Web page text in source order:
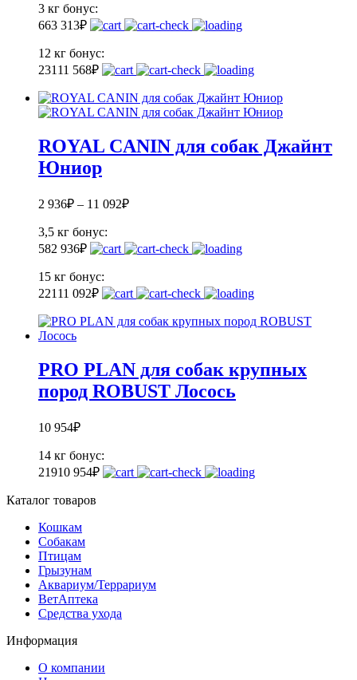
3 кг бонус:
663 313₽
12 кг бонус:
231 11 568₽
ROYAL CANIN для собак Джайнт
Юниор
2 936₽ – 11 092₽
3,5 кг бонус:
582 936₽
15 кг бонус:
221 11 092₽
PRO PLAN для собак крупных
пород ROBUST Лосось
10 954₽
14 кг бонус:
21910 954₽
Каталог товаров
Кошкам
Собакам
Птицам
Грызунам
Аквариум/Террариум
ВетАптека
Средства ухода
Информация
О компании